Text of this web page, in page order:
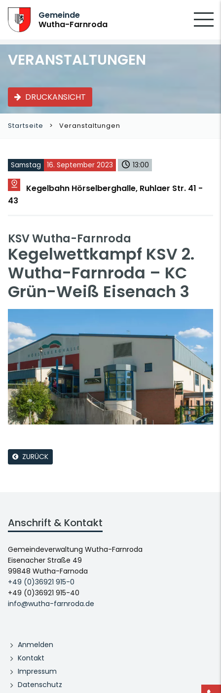
Gemeinde
Wutha-Farnroda
VERANSTALTUNGEN
DRUCKANSICHT
Startseite Veranstaltungen
Samstag 16. September 2023 13:00
Kegelbahn Hörselberghalle, Ruhlaer Str. 41 -
43
KSV Wutha-Farnroda
Kegelwettkampf KSV 2.
Wutha-Farnroda – KC
Grün-Weiß Eisenach 3
ZURÜCK
Anschrift & Kontakt
Gemeindeverwaltung Wutha-Farnroda
Eisenacher Straße 49
99848 Wutha-Farnoda
+49 (0)36921 915-0
+49 (0)36921 915-40
info@wutha-farnroda.de
Anmelden
Kontakt
Impressum
Datenschutz